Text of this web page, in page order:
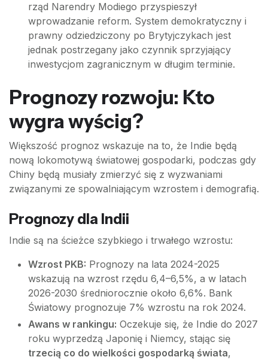
rząd Narendry Modiego przyspieszył
wprowadzanie reform. System demokratyczny i
prawny odziedziczony po Brytyjczykach jest
jednak postrzegany jako czynnik sprzyjający
inwestycjom zagranicznym w długim terminie.
Prognozy rozwoju: Kto
wygra wyścig?
Większość prognoz wskazuje na to, że Indie będą
nową lokomotywą światowej gospodarki, podczas gdy
Chiny będą musiały zmierzyć się z wyzwaniami
związanymi ze spowalniającym wzrostem i demografią.
Prognozy dla Indii
Indie są na ścieżce szybkiego i trwałego wzrostu:
Wzrost PKB: Prognozy na lata 2024-2025
wskazują na wzrost rzędu 6,4–6,5%, a w latach
2026-2030 średniorocznie około 6,6%. Bank
Światowy prognozuje 7% wzrostu na rok 2024.
Awans w rankingu: Oczekuje się, że Indie do 2027
roku wyprzedzą Japonię i Niemcy, stając się
trzecią co do wielkości gospodarką świata,